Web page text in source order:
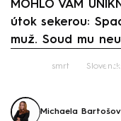
MOHLO VÁM
útok sekerou:
muž. Soud mu
smrt
Michaela